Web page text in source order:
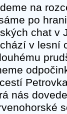
na
po
chat v
v lesní
nás